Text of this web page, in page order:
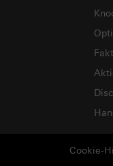
Cookie-